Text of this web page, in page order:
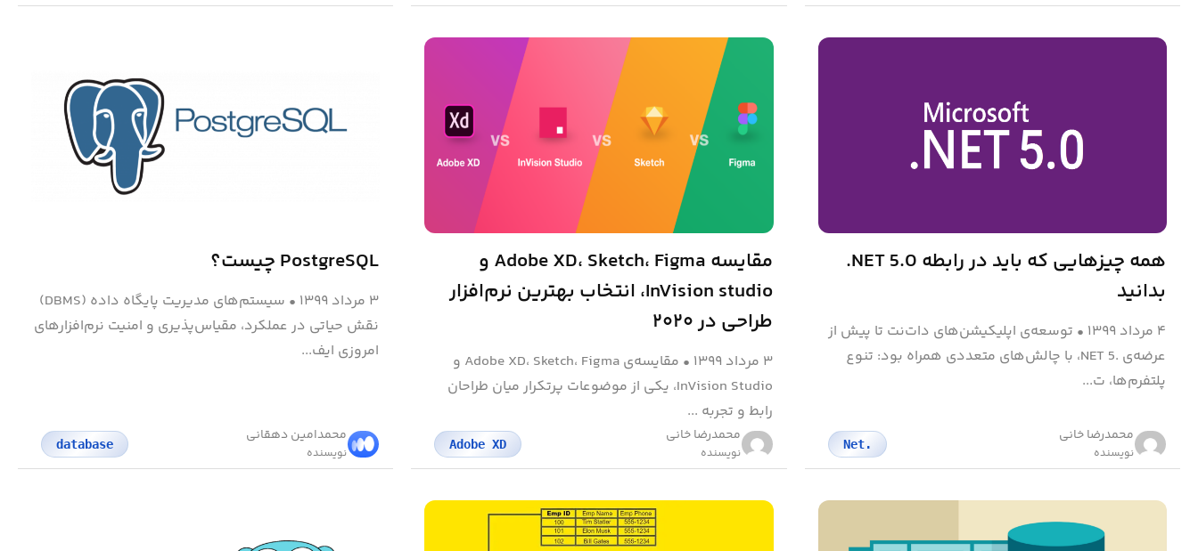
همه چیزهایی که باید در رابطه NET 5.0.
بدانید
۴ مرداد ۱۳۹۹ • توسعه‌ی اپلیکیشن‌های دات‌نت تا پیش از
عرضه‌ی .NET 5، با چالش‌های متعددی همراه بود: تنوع
پلتفرم‌ها، ت...
محمد‌رضا خانی
نویسنده
.Net
مقایسه Adobe XD، Sketch، Figma و
InVision studio، انتخاب بهترین نرم‌افزار
طراحی در ۲۰۲۰
۳ مرداد ۱۳۹۹ •
مقایسه‌ی Adobe XD، Sketch، Figma و
InVision Studio، یکی از موضوعات پرتکرار میان طراحان
رابط و تجربه ...
محمد‌رضا خانی
نویسنده
Adobe XD
PostgreSQL چیست؟
۳ مرداد ۱۳۹۹ •
سیستم‌های مدیریت پایگاه داده (DBMS)
نقش حیاتی در عملکرد، مقیاس‌پذیری و امنیت نرم‌افزارهای
امروزی ایف...
محمد‌امین دهقانی
نویسنده
database